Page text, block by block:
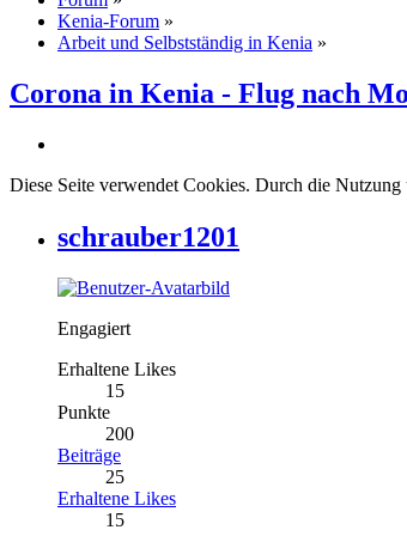
Kenia-Forum »
Arbeit und Selbstständig in Kenia »
Corona in Kenia - Flug nach
Diese Seite verwendet Cookies. Durch die Nutzung
schrauber1201
Engagiert
Erhaltene Likes
15
Punkte
200
Beiträge
25
Erhaltene Likes
15